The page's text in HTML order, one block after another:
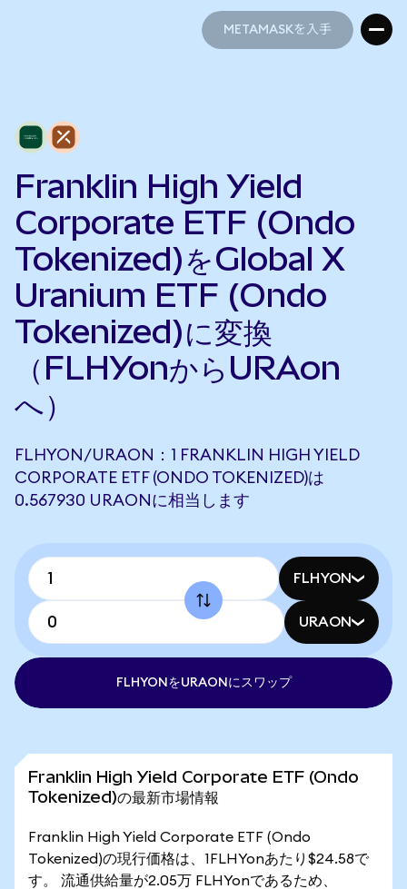
METAMASKを入手
Franklin High Yield
Corporate ETF (Ondo
Tokenized)をGlobal X
Uranium ETF (Ondo
Tokenized)に変換
（FLHYonからURAon
へ）
FLHYON/URAON：1 FRANKLIN HIGH YIELD
CORPORATE ETF (ONDO TOKENIZED)は
0.567930 URAONに相当します
FLHYON
URAON
FLHYONをURAONにスワップ
Franklin High Yield Corporate ETF (Ondo
Tokenized)の最新市場情報
Franklin High Yield Corporate ETF (Ondo
Tokenized)の現行価格は、1FLHYonあたり$24.58で
す。 流通供給量が2.05万 FLHYonであるため、